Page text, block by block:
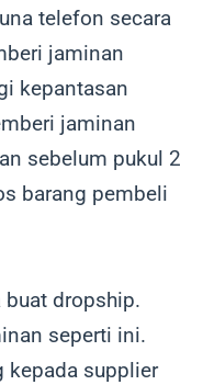
telefon secara
jaminan
kepantasan
jaminan
sebelum pukul 2
barang pembeli
dropship.
seperti ini.
kepada supplier